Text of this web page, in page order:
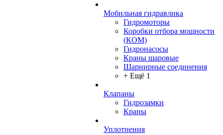
Мобильная гидравлика
Гидромоторы
Коробки отбора мощности
(КОМ)
Гидронасосы
Краны шаровые
Шарнирные соединения
+ Ещё 1
Клапаны
Гидрозамки
Краны
Уплотнения